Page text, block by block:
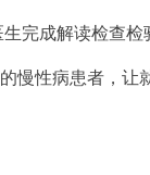
完成解读检
慢性病患者，让